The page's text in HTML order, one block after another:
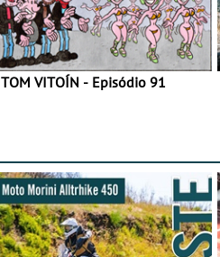
TOM VITOÍN - Episódio 91